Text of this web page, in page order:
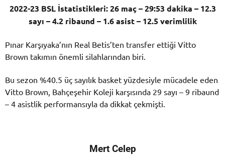
2022-23 BSL İstatistikleri: 26 maç – 29:53 dakika – 12.3
sayı – 4.2 ribaund – 1.6 asist – 12.5 verimlilik
Pınar Karşıyaka’nın Real Betis’ten transfer ettiği Vitto
Brown takımın önemli silahlarından biri.
Bu sezon %40.5 üç sayılık basket yüzdesiyle mücadele eden
Vitto Brown, Bahçeşehir Koleji karşısında 29 sayı – 9 ribaund
– 4 asistlik performansıyla da dikkat çekmişti.
Mert Celep